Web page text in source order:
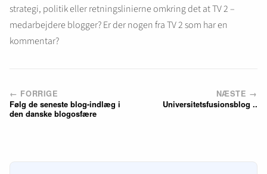
strategi, politik eller retningslinierne omkring det at TV 2 –
medarbejdere blogger? Er der nogen fra TV 2 som har en
kommentar?
← FORRIGE
Følg de seneste blog-indlæg i
den danske blogosfære
NÆSTE →
Universitetsfusionsblog ..